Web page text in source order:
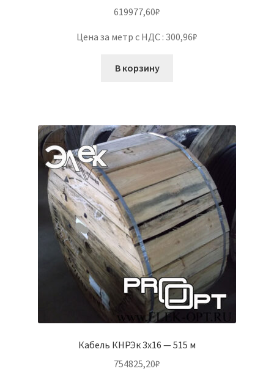
619977,60₽
Цена за метр с НДС : 300,96₽
В корзину
Кабель КНРЭк 3х16 — 515 м
754825,20₽